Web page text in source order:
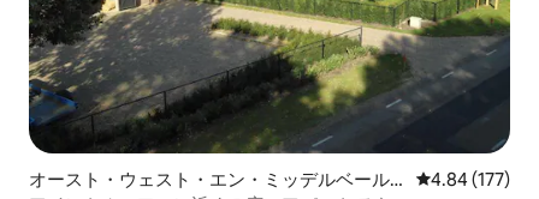
オースト・ウェスト・エン・ミッデルベール
レビュー177
4.84 (177)